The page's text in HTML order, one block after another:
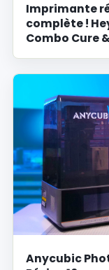
Imprimante
complète !
Combo Cure
Anycubic